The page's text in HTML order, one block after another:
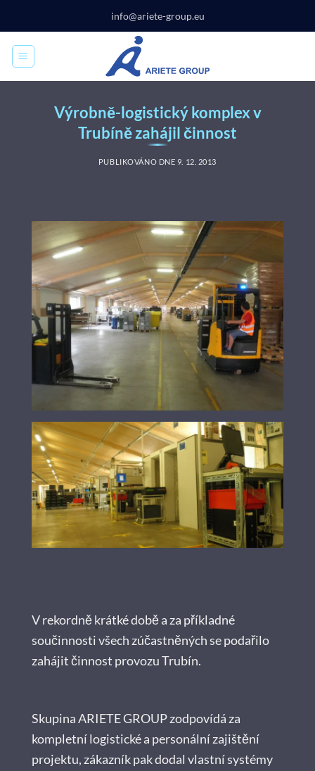
obsah
info@ariete-group.eu
Výrobně-logistický komplex v
Trubíně zahájil činnost
PUBLIKOVÁNO DNE 9. 12. 2013
V rekordně krátké době a za příkladné
součinnosti všech zúčastněných se podařilo
zahájit činnost provozu Trubín.
Skupina ARIETE GROUP zodpovídá za
kompletní logistické a personální zajištění
projektu, zákazník pak dodal vlastní systémy